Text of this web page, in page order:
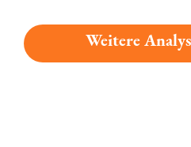
Weitere